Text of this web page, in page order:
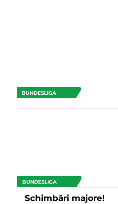
BUNDESLIGA
BUNDESLIGA
Schimbări majore!